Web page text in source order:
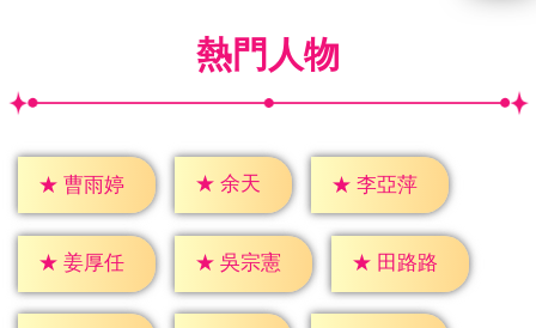
熱門人物
★ 曹雨婷 ★ 余天 ★ 李亞萍
★ 姜厚任 ★ 吳宗憲 ★ 田路路